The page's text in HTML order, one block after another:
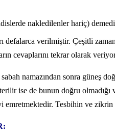
nakledilenler hariç)
defalarca verilmiştir. Çeşitli
cevaplarını tekrar olarak
namazından sonra güneş
ise de bunun doğru olmadığı
emretmektedir. Tesbihin ve
: